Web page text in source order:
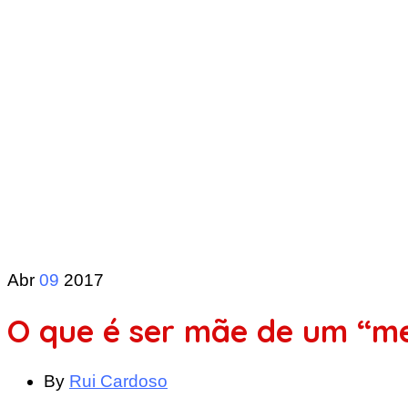
Abr 09 2017
O que é ser mãe de um
By Rui Cardoso